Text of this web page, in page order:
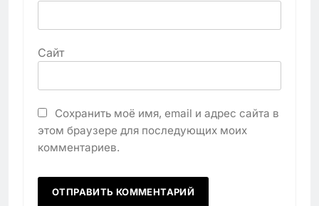
Сайт
Сохранить моё имя, email и адрес сайта в
этом браузере для последующих моих
комментариев.